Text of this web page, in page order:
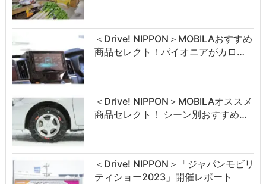
＜Drive! NIPPON＞MOBILAおすすめ
商品セレクト！パイオニアがカロ…
＜Drive! NIPPON＞MOBILAオススメ
商品セレクト！ シーン別おすすめ…
＜Drive! NIPPON＞「ジャパンモビリ
ティショー2023」開催レポート